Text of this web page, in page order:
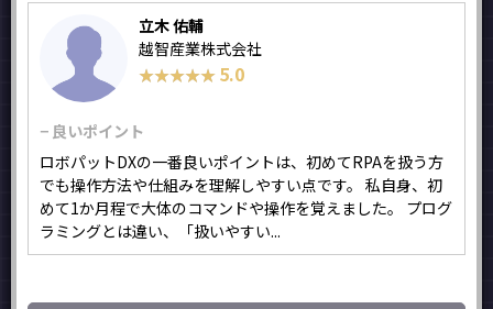
立木 佑輔
越智産業株式会社
★★★★★
★★★★★ 5.0
− 良いポイント
ロボパットDXの一番良いポイントは、初めてRPAを扱う方
でも操作方法や仕組みを理解しやすい点です。 私自身、初
めて1か月程で大体のコマンドや操作を覚えました。 プログ
ラミングとは違い、「扱いやすい...